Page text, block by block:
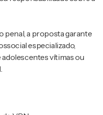
penal, a proposta garante
especializado,
vítimas ou